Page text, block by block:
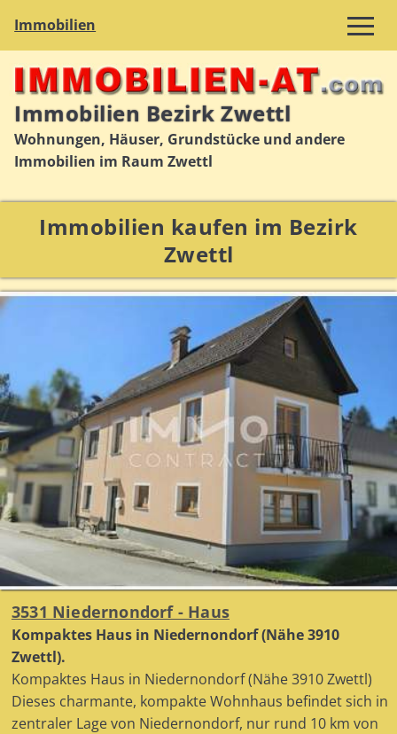
Immobilien
Immobilien Bezirk Zwettl
Wohnungen, Häuser, Grundstücke und andere
Immobilien im Raum Zwettl
Immobilien kaufen im Bezirk
Zwettl
3531 Niedernondorf - Haus
Kompaktes Haus in Niedernondorf (Nähe 3910
Zwettl).
Kompaktes Haus in Niedernondorf (Nähe 3910 Zwettl)
Dieses charmante, kompakte Wohnhaus befindet sich in
zentraler Lage von Niedernondorf, nur rund 10 km von